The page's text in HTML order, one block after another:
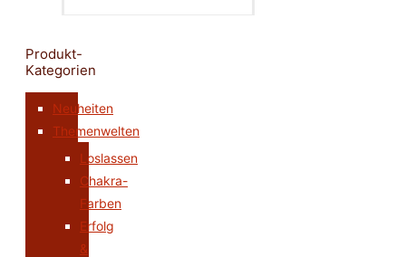
Produkt-
Kategorien
Neuheiten
Themenwelten
Loslassen
Chakra-
Farben
Erfolg
&